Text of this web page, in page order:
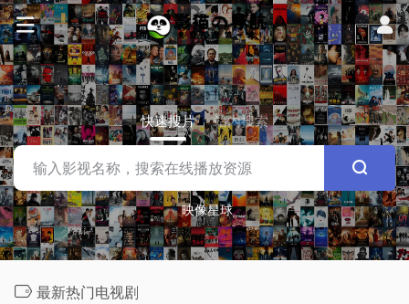
快速搜片 站内搜索
映像星球
最新热门电视剧